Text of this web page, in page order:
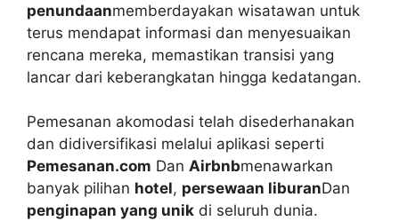
penundaanmemberdayakan wisatawan untuk
terus mendapat informasi dan menyesuaikan
rencana mereka, memastikan transisi yang
lancar dari keberangkatan hingga kedatangan.
Pemesanan akomodasi telah disederhanakan
dan didiversifikasi melalui aplikasi seperti
Pemesanan.com Dan Airbnbmenawarkan
banyak pilihan hotel, persewaan liburanDan
penginapan yang unik di seluruh dunia.